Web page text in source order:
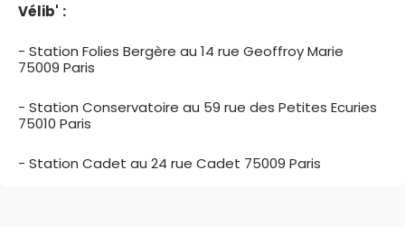
Vélib' :
- Station Folies Bergère au 14 rue Geoffroy Marie
75009 Paris
- Station Conservatoire au 59 rue des Petites Ecuries
75010 Paris
- Station Cadet au 24 rue Cadet 75009 Paris